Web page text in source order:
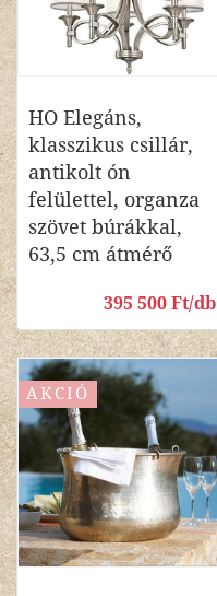
HO Elegáns,
klasszikus csillár,
antikolt ón
felülettel, organza
szövet búrákkal,
63,5 cm átmérő
395 500 Ft/db
AKCIÓ